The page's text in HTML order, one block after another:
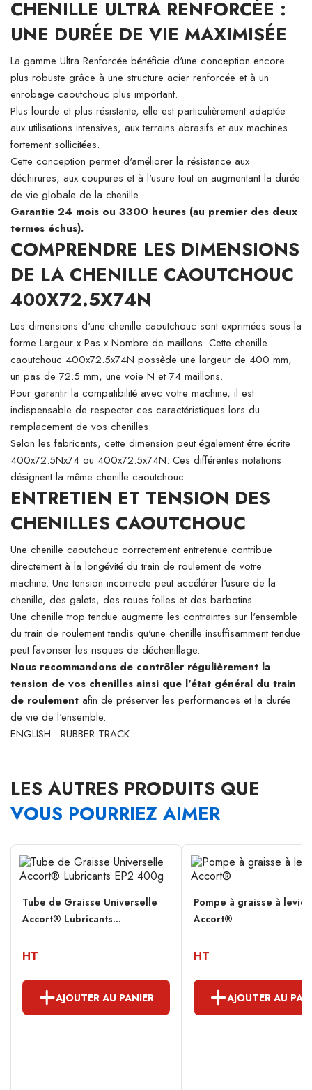
CHENILLE ULTRA RENFORCÉE :
UNE DURÉE DE VIE MAXIMISÉE
La gamme Ultra Renforcée bénéficie d'une conception encore
plus robuste grâce à une structure acier renforcée et à un
enrobage caoutchouc plus important.
Plus lourde et plus résistante, elle est particulièrement adaptée
aux utilisations intensives, aux terrains abrasifs et aux machines
fortement sollicitées.
Cette conception permet d'améliorer la résistance aux
déchirures, aux coupures et à l'usure tout en augmentant la durée
de vie globale de la chenille.
Garantie 24 mois ou 3300 heures (au premier des deux
termes échus).
COMPRENDRE LES DIMENSIONS
DE LA CHENILLE CAOUTCHOUC
400X72.5X74N
Les dimensions d'une chenille caoutchouc sont exprimées sous la
forme Largeur x Pas x Nombre de maillons. Cette chenille
caoutchouc 400x72.5x74N possède une largeur de 400 mm,
un pas de 72.5 mm, une voie N et 74 maillons.
Pour garantir la compatibilité avec votre machine, il est
indispensable de respecter ces caractéristiques lors du
remplacement de vos chenilles.
Selon les fabricants, cette dimension peut également être écrite
400x72.5Nx74 ou 400x72.5x74N. Ces différentes notations
désignent la même chenille caoutchouc.
ENTRETIEN ET TENSION DES
CHENILLES CAOUTCHOUC
Une chenille caoutchouc correctement entretenue contribue
directement à la longévité du train de roulement de votre
machine. Une tension incorrecte peut accélérer l'usure de la
chenille, des galets, des roues folles et des barbotins.
Une chenille trop tendue augmente les contraintes sur l'ensemble
du train de roulement tandis qu'une chenille insuffisamment tendue
peut favoriser les risques de déchenillage.
Nous recommandons de contrôler régulièrement la
tension de vos chenilles ainsi que l'état général du train
de roulement afin de préserver les performances et la durée
de vie de l'ensemble.
ENGLISH : RUBBER TRACK
LES AUTRES PRODUITS QUE
VOUS POURRIEZ AIMER
Tube de Graisse Universelle
Accort® Lubricants...
HT
AJOUTER AU PANIER
Pompe à graisse à levier
Accort®
HT
AJOUTER AU